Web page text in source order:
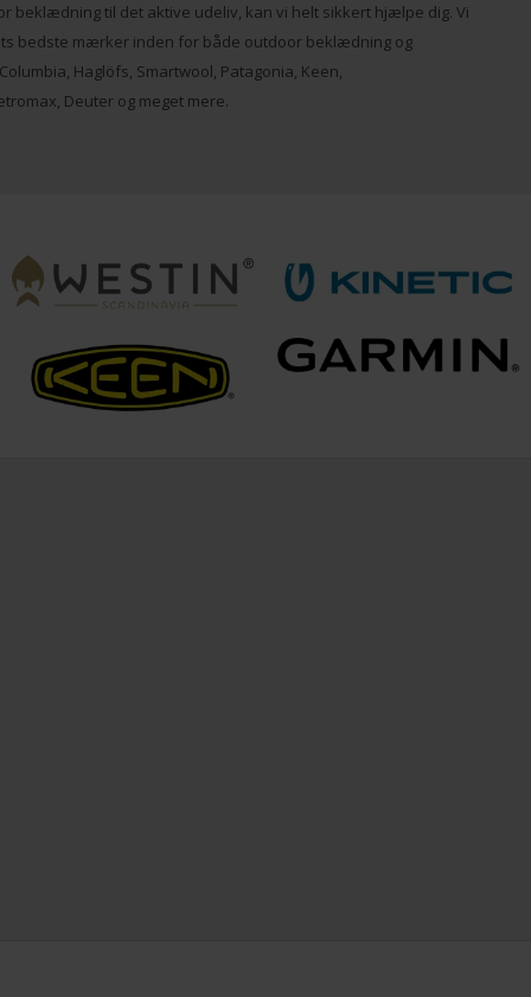
beklædning til det aktive udeliv, kan vi helt sikkert hjælpe dig. Vi
bedste mærker inden for både outdoor beklædning og
Haglöfs, Smartwool, Patagonia, Keen,
Deuter og meget mere.